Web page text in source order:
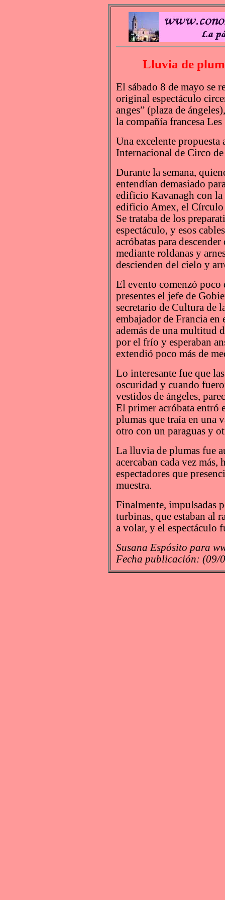
Lluvia de
El sábado 8 de mayo se
original espectáculo
anges” (plaza de
la compañía francesa
Una excelente
Internacional de Circo
Durante la semana,
entendían demasiado
edificio Kavanagh con
edificio Amex, el
Se trataba de los
espectáculo, y esos
acróbatas para
mediante roldanas y
descienden del cielo y
El evento comenzó poco
presentes el jefe de
secretario de Cultura de
embajador de Francia en
además de una multitud
por el frío y esperaban
extendió poco más de
Lo interesante fue que
oscuridad y cuando
vestidos de ángeles,
El primer acróbata entró
plumas que traía en una
otro con un paraguas y
La lluvia de plumas fue
acercaban cada vez más,
espectadores que
muestra.
Finalmente, impulsadas
turbinas, que estaban al
a volar, y el espectáculo
Susana Espósito para
Fecha publicación: (09/